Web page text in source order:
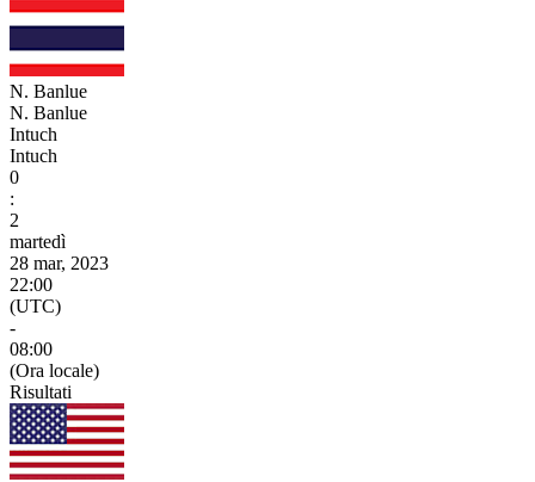
N. Banlue
N. Banlue
Intuch
Intuch
0
:
2
martedì
28 mar, 2023
22:00
(UTC)
-
08:00
(Ora locale)
Risultati